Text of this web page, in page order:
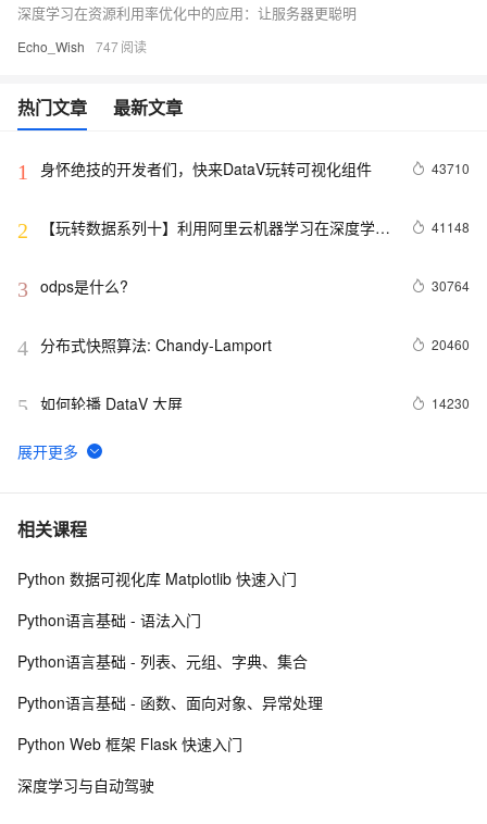
深度学习在资源利用率优化中的应用：让服务器更聪明
Echo_Wish 747
热门文章 最新文章
1 身怀绝技的开发者们，快来DataV玩转可视化组件 43710
2
【玩转数据系列十】利用阿里云机器学习在深度学习
41148
3 odps是什么? 30764
4 分布式快照算法: Chandy-Lamport 20460
5 如何轮播 DataV 大屏 14230
6
［ETL实践指南］基于Kettle的MaxCompute插件实
7 混合云模式下 MaxCompute + Hadoop 混搭大数据
8 【内含分享PPT/视频/文章】阿里云MVP学院
术公开课第二季
10凑单算法——基于Graph Embedding的bundle
相关课程
Python 数据可视化库 Matplotlib 快速入门
Python语言基础 - 语法入门
Python语言基础 - 列表、元组、字典、集合
Python语言基础 - 函数、面向对象、异常处理
Python Web 框架 Flask 快速入门
深度学习与自动驾驶